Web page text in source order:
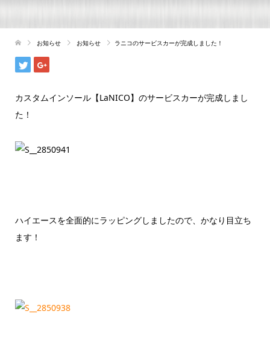
お知らせ お知らせ ラニコのサービスカーが完成しました！
カスタムインソール【LaNICO】のサービスカーが完成しまし
た！
ハイエースを全面的にラッピングしましたので、かなり目立ち
ます！